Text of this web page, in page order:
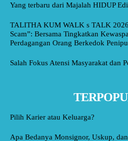
Yang terbaru dari Majalah HIDUP
TALITHA KUM WALK s TALK
Scam”: Bersama Tingkatkan
Perdagangan Orang Berkedok
Salah Fokus Atensi Masyarakat dan
Pilih Karier atau Keluarga?
Apa Bedanya Monsignor, Uskup,